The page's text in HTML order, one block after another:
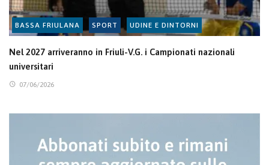
BASSA FRIULANA SPORT UDINE E DINTORNI
Nel 2027 arriveranno in Friuli-V.G. i Campionati nazionali
universitari
07/06/2026